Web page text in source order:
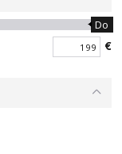
Do
€